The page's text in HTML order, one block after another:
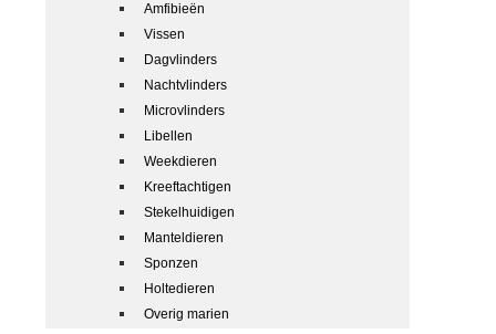
Amfibieën
Vissen
Dagvlinders
Nachtvlinders
Microvlinders
Libellen
Weekdieren
Kreeftachtigen
Stekelhuidigen
Manteldieren
Sponzen
Holtedieren
Overig marien